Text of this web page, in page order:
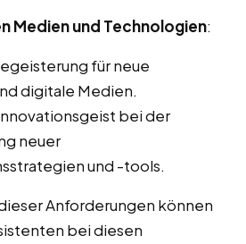
Medien und Technologien:
für neue
digitale Medien.
bei der
neuer
und -tools.
Anforderungen können
bei diesen